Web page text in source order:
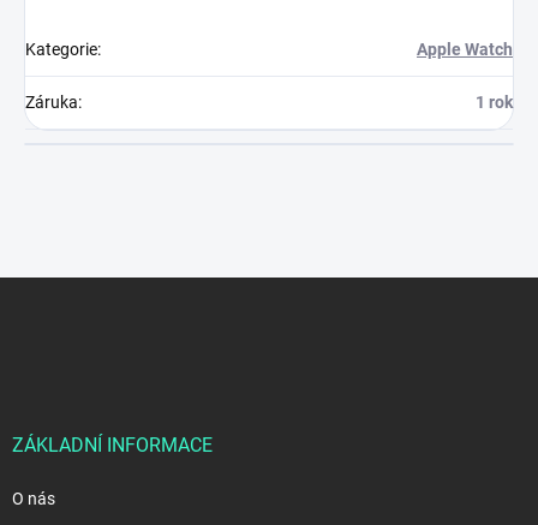
Kategorie: Apple Watch
Záruka: 1 rok
ZÁKLADNÍ INFORMACE
O nás